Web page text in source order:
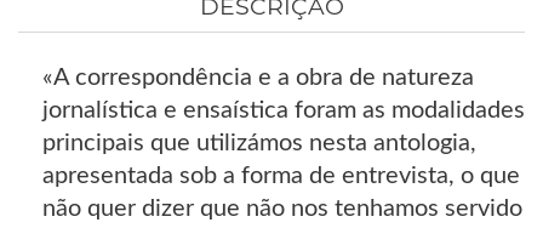
DESCRIÇÃO
«A correspondência e a obra de natureza
jornalística e ensaística foram as modalidades
principais que utilizámos nesta antologia,
apresentada sob a forma de entrevista, o que
não quer dizer que não nos tenhamos servido